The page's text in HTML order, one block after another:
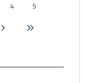
4
5